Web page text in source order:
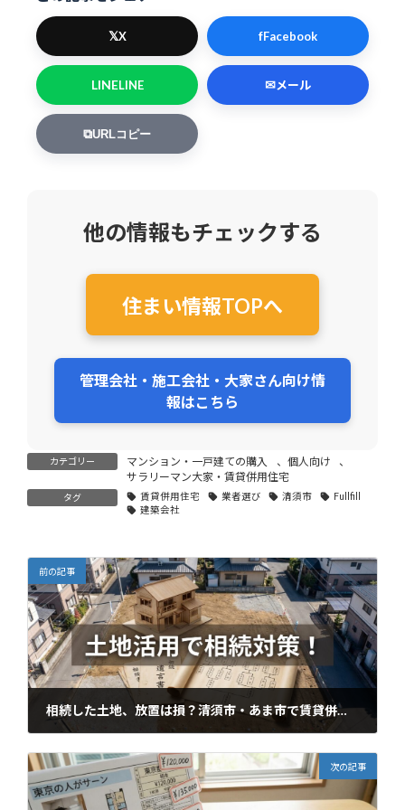
𝕏X fFacebook
LINELINE ✉メール
⧉URLコピー
他の情報もチェックする
住まい情報TOPへ
管理会社・施工会社・大家さん向け情
報はこちら
カテゴリー マンション・一戸建ての購入 、 個人向け
、
サラリーマン大家・賃貸併用住宅
タグ 賃貸併用住宅 業者選び 清須市
Fullfill
建築会社
前の記事
相続した土地、放置は損？清須市・あま市で賃貸併用住宅という選択肢
次の記事